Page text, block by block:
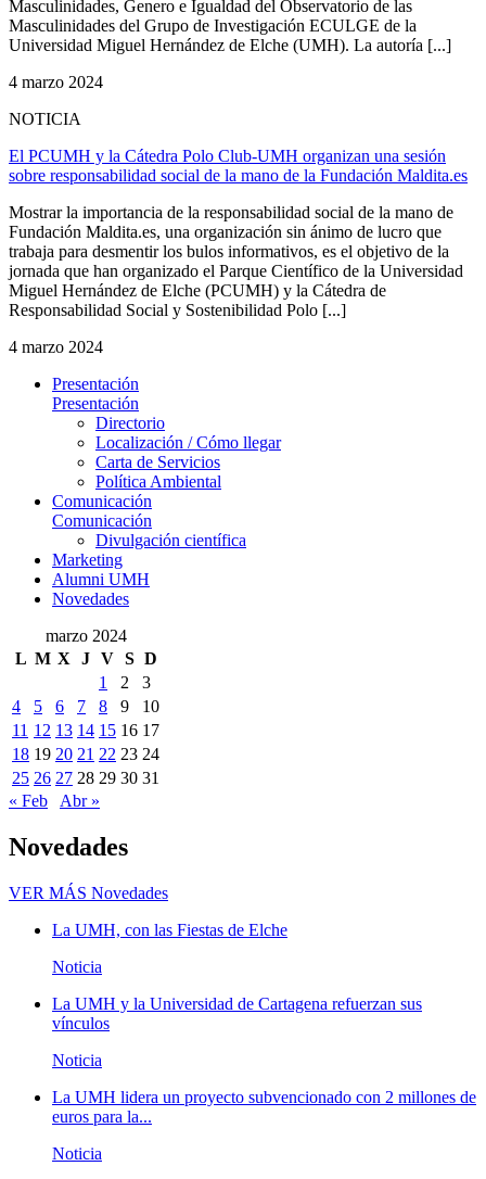
Masculinidades, Genero e Igualdad del Observatorio de las
Masculinidades del Grupo de Investigación ECULGE de la
Universidad Miguel Hernández de Elche (UMH). La autoría [...]
4 marzo 2024
NOTICIA
El PCUMH y la Cátedra Polo Club-UMH organizan una sesión
sobre responsabilidad social de la mano de la Fundación Maldita.es
Mostrar la importancia de la responsabilidad social de la mano de
Fundación Maldita.es, una organización sin ánimo de lucro que
trabaja para desmentir los bulos informativos, es el objetivo de la
jornada que han organizado el Parque Científico de la Universidad
Miguel Hernández de Elche (PCUMH) y la Cátedra de
Responsabilidad Social y Sostenibilidad Polo [...]
4 marzo 2024
Presentación
Presentación
Directorio
Localización / Cómo llegar
Carta de Servicios
Política Ambiental
Comunicación
Comunicación
Divulgación científica
Marketing
Alumni UMH
Novedades
marzo 2024
L M X J V S D
1
2
3
4
5 6 7 8 9
10
11 12 13 14 15 16 17
18 19 20 21 22 23 24
25 26 27 28 29 30 31
« Feb
Abr »
Novedades
VER MÁS Novedades
La UMH, con las Fiestas de Elche
Noticia
La UMH y la Universidad de Cartagena refuerzan sus
vínculos
Noticia
La UMH lidera un proyecto subvencionado con 2 millones de
euros para la...
Noticia